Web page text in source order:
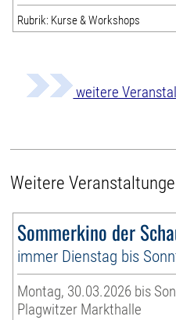
Rubrik: Kurse & Workshops
weitere
Weitere
Sommerkino der
immer Dienstag bis
Montag, 30.03.2026 bis
Plagwitzer Markthalle